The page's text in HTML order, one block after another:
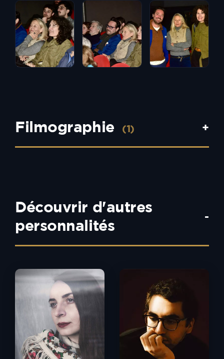
Filmographie (1) +
Découvrir d'autres
personnalités
-